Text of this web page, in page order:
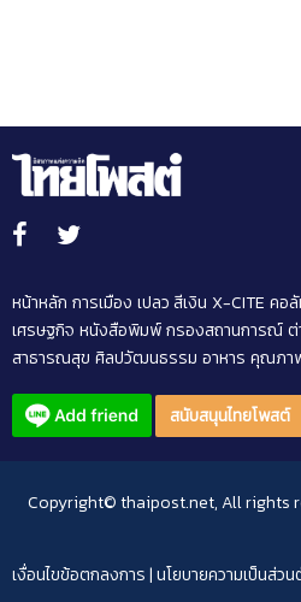
หน้าหลัก การเมือง เปลว สีเงิน X-CITE คอ
เศรษฐกิจ หนังสือพิมพ์กรองสถานการณ์ต่
สาธารณสุข ศิลปวัฒนธรรม อาหาร คุณภา
สนับสนุนไทยโพสต์
Copyright© thaipost.net, All rights
เงื่อนไขข้อตกลงการ|นโยบายความเป็นส่วน